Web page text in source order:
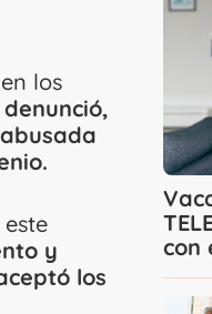
los
y
los
con